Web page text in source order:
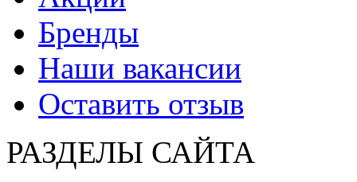
Бренды
Наши вакансии
Оставить отзыв
РАЗДЕЛЫ САЙТА